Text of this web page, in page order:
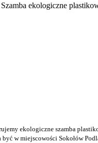
Szamba ekologiczne
ekologiczne szamba
być w miejscowości Sokołów